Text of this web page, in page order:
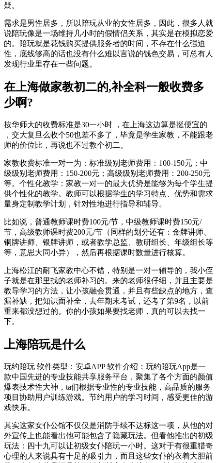
疑。
需求是男性居多，所以陪玩从业的女性居多，因此，很多人就
说陪玩像是一场维持几小时的假情侣关系，其实是在模拟恋爱
的。陪玩就是花钱购买提供服务者的时间，不存在什么强迫
性，底线够高的话也没有什么难以言说的钱色交易，可总有人
发现行业里存在一些问题。
在上海做家教初二的,补全科一般收费多
少啊?
按华师大的收费标准是30一小时 ，在上海这边算是挺便宜的
，交大复旦么收个50也差不多了，毕竟是学生家教，不能跟老
师的价位比，再说也不过教个初二。
家教收费标准一对一为：标准级别老师费用：100-150元；中
级级别老师费用：150-200元；高级级别老师费用：200-250元
等。个性化教学：家教一对一的最大优势是能够为每个学生提
供个性化的教学。教师可以根据学生的学习特点、优势和需求
量身定制教学计划，针对性地进行指导和辅导。
比如说，普通教师课时费100元/节，中级教师课时费150元/
节，高级教师课时费200元/节（同样的划分还有：金牌讲师、
铜牌讲师、银牌讲师，或者教学总监、教研组长、年级组长等
等，意思大同小异），然后再根据课时数量进行核算。
上海松江的耐飞家教中心不错，特别是一对一辅导的，我小侄
子就是在那里找的老师补习的。来的老师很仔细，并且主要是
教导学习的方法，让小孩融会贯通，并且有些缺点的地方，查
漏补缺，把知识面补全，去年期末考试，还考了第9名，以前
重来都没想过的。你的小孩如果要找老师，真的可以去找一
下。
上海陪玩是什么
玩约陪玩 软件类型：安卓APP 软件介绍：玩约陪玩App是一
款中国先进的专业技能共享服务平台，聚集了各个方面的颜值
爆表技术性大神，ta们根据专业性的专业技能，高品质的服务
项目协助用户训练游戏。节约用户的学习时间，感受更佳的游
戏快乐。
其实这家女仆公馆不仅仅是消防手续不达标这一项，从他的对
外宣传上也能看出他可能包含了隐藏玩法。但看他推出的初级
玩法：四十九可以让初级女仆陪玩一小时。这对于有很重猎奇
心理的人来说具有十足的吸引力，而且这些女仆的衣着大胆前